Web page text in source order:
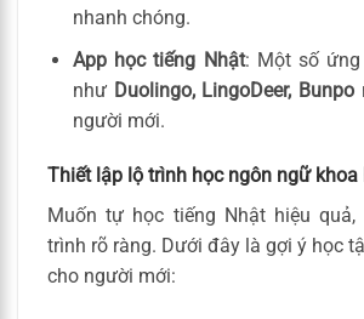
nhanh chóng.
App học tiếng Nhật: Một số
như Duolingo, LingoDeer, Bunpo
người mới.
Thiết lập lộ trình học ngôn ngữ khoa
Muốn tự học tiếng Nhật hiệu
trình rõ ràng. Dưới đây là gợi ý học
cho người mới: